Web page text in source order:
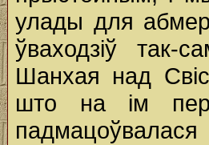
улады для
ўваходзіў так-
Шанхая над
што на ім